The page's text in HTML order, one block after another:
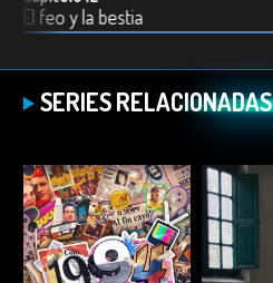
El feo y la bestia
SERIES RELACIONADAS